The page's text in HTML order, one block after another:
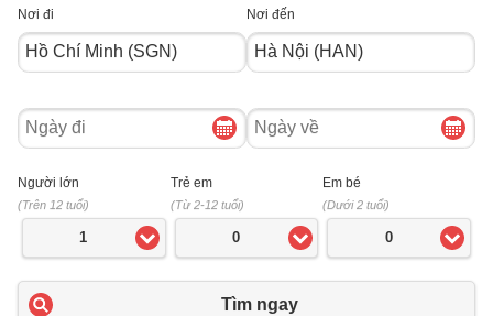
Nơi đi Nơi đến
Ngày
đi
Ngày
về
Người lớn
(Trên 12 tuổi)
1
Trẻ em
(Từ 2-12 tuổi)
0
Em bé
(Dưới 2 tuổi)
0
Tìm ngay